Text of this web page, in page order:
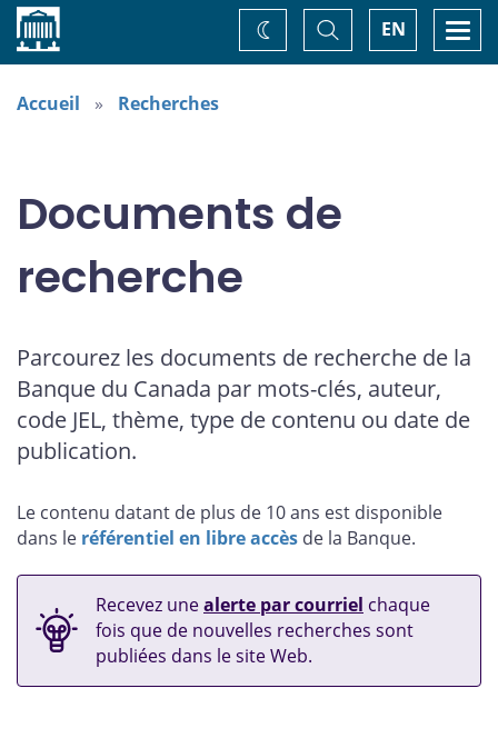
Accueil EN
Basculer
la
recherche
Changez
de
Accueil Recherches
Documents de
recherche
Parcourez les documents de recherche de la
Banque du Canada par mots-clés, auteur,
code JEL, thème, type de contenu ou date de
publication.
Le contenu datant de plus de 10 ans est disponible
dans le référentiel en libre accès de la Banque.
Recevez unealerte par courriel chaque
fois que de nouvelles recherches sont
publiées dans le site Web.